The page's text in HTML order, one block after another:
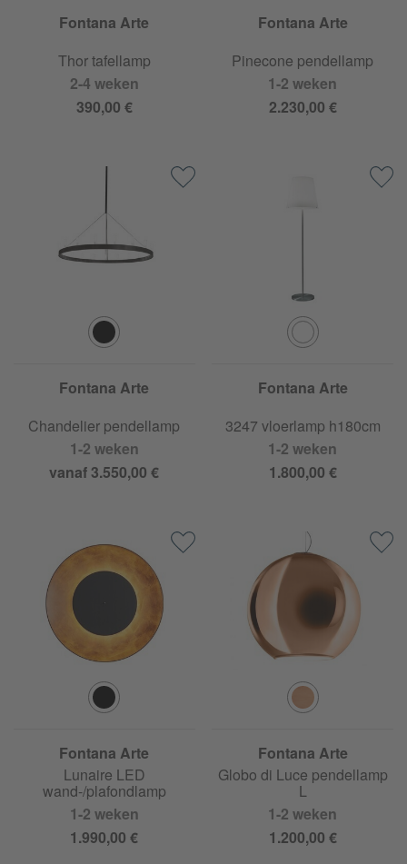
Fontana Arte
Thor tafellamp
2-4 weken
390,00 €
Fontana Arte
Pinecone pendellamp
1-2 weken
2.230,00 €
Fontana Arte
Chandelier pendellamp
1-2 weken
vanaf 3.550,00 €
Fontana Arte
3247 vloerlamp h180cm
1-2 weken
1.800,00 €
Fontana Arte
Lunaire LED
wand-/plafondlamp
1-2 weken
1.990,00 €
Fontana Arte
Globo di Luce pendellamp
L
1-2 weken
1.200,00 €